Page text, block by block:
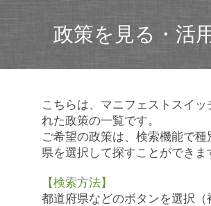
政策を見る・活
こちらは、マニフェストスイッ
れた政策の一覧です。
ご希望の政策は、検索機能で種
県を選択して探すことができま
【検索方法】
都道府県などのボタンを選択（